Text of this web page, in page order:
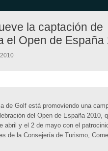
la captación de
el Open de España
de Golf está promoviendo una
del Open de España 2010,
abril y el 2 de mayo con el
de la Consejería de Turismo,